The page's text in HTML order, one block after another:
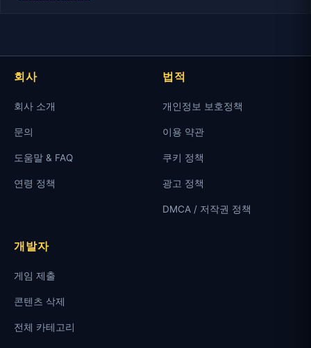
회사
회사 소개
문의
도움말 & FAQ
연령 정책
법적
개인정보 보호정책
이용 약관
쿠키 정책
광고 정책
DMCA / 저작권 정책
개발자
게임 제출
콘텐츠 삭제
전체 카테고리